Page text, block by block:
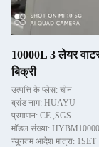
10000L 3 लेयर
बिक्री
उत्पत्ति के प्लेस: चीन
ब्रांड नाम: HUAYU
प्रमाणन: CE ,SGS
मॉडल संख्या:
न्यूनतम आदेश मात्रा: 1SET